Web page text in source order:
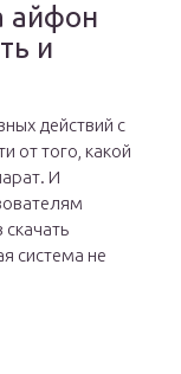
айфон
и
действий с
от того, какой
И
система не